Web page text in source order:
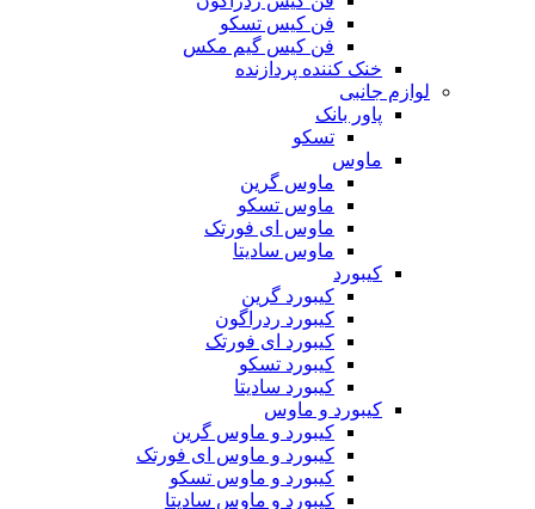
فن کیس تسکو
فن کیس گیم مکس
خنک کننده پردازنده
لوازم جانبی
پاور بانک
تسکو
ماوس
ماوس گرین
ماوس تسکو
ماوس ای فورتک
ماوس سادیتا
کیبورد
کیبورد گرین
کیبورد ردراگون
کیبورد ای فورتک
کیبورد تسکو
کیبورد سادیتا
کیبورد و ماوس
کیبورد و ماوس گرین
کیبورد و ماوس ای فورتک
کیبورد و ماوس تسکو
کیبورد و ماوس سادیتا